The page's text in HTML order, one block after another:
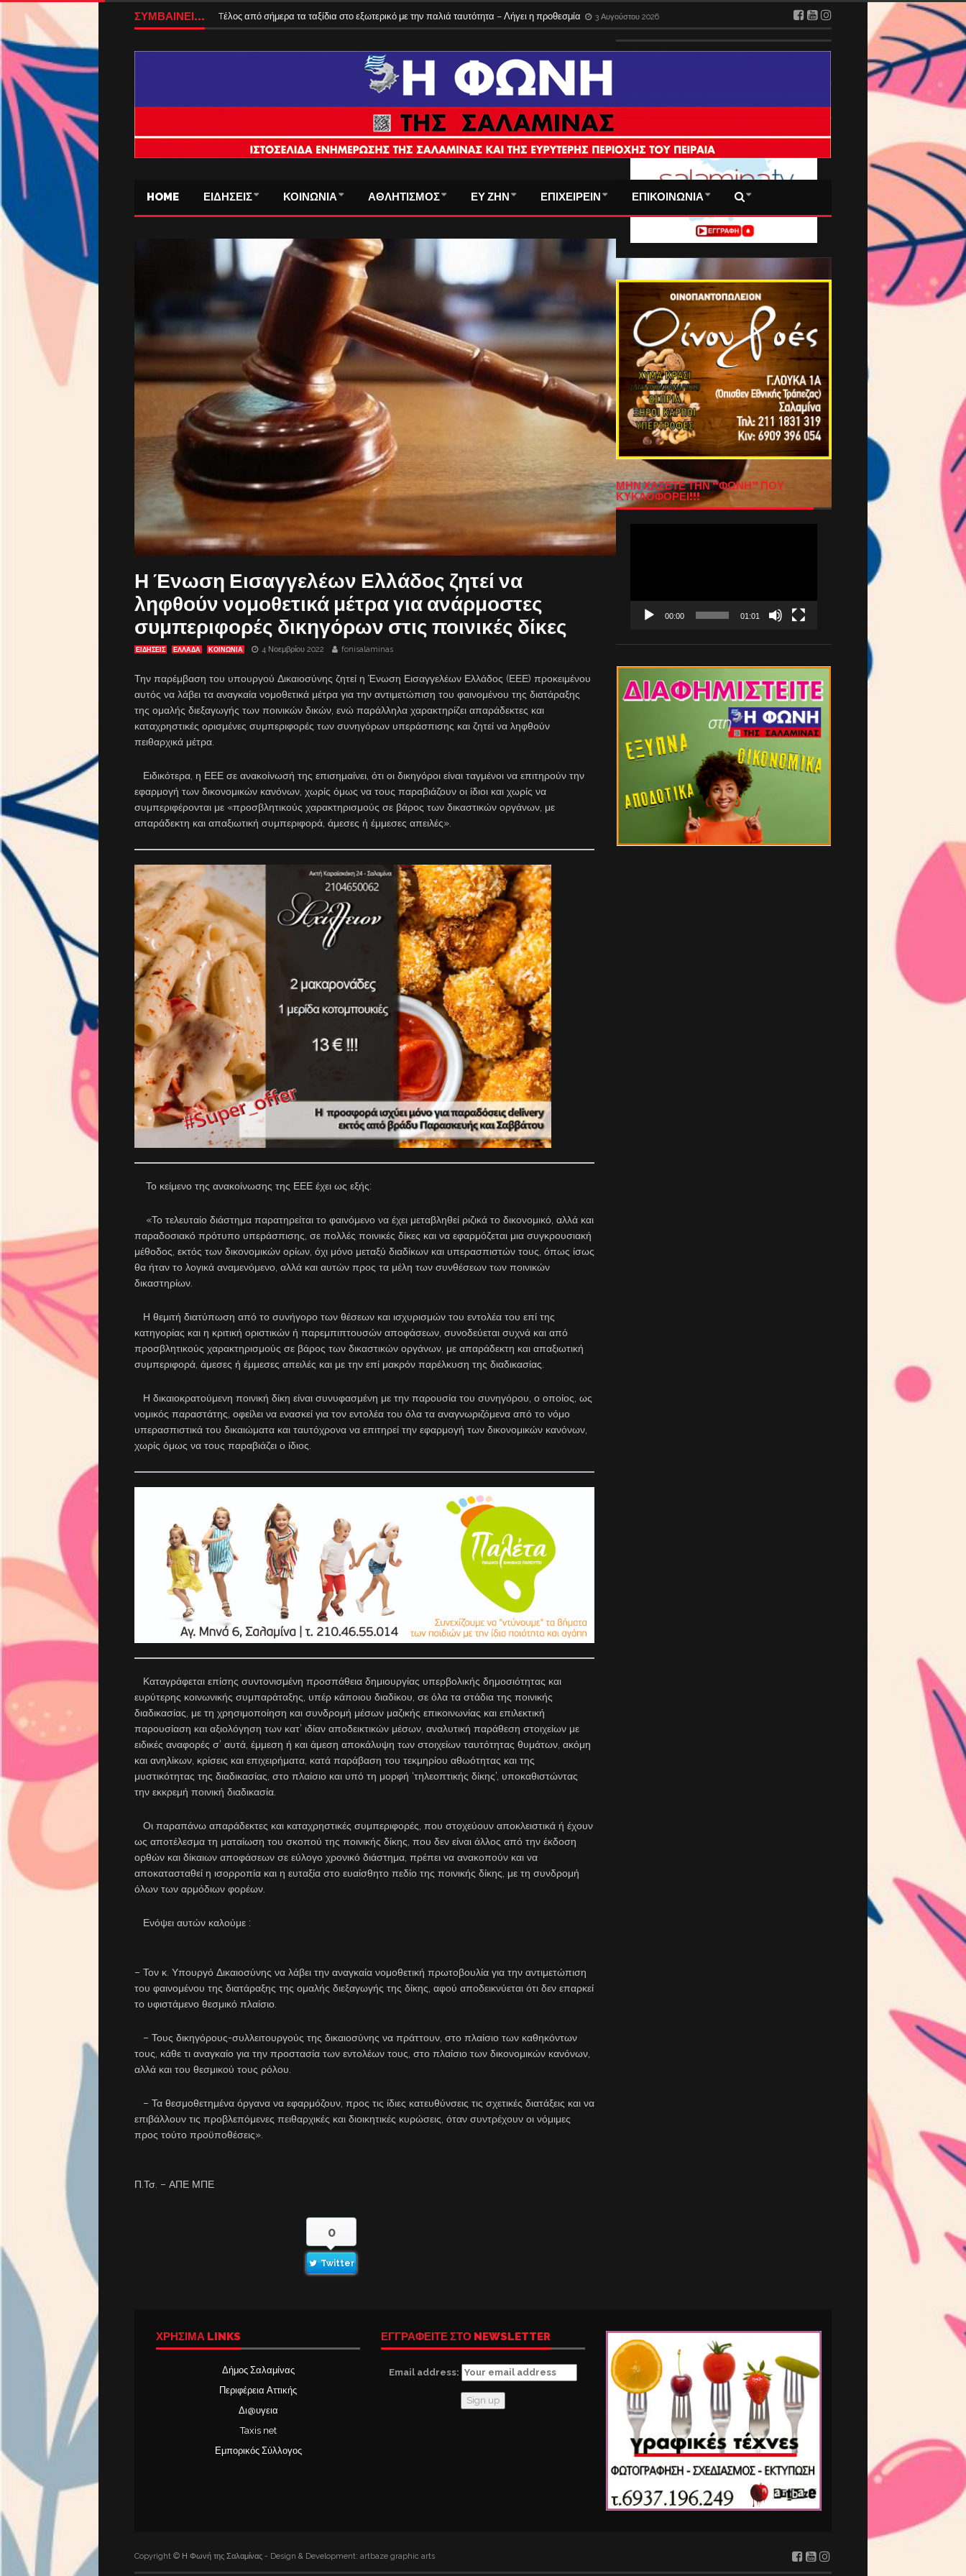
ΣΥΜΒΑΙΝΕΙ... Tέλος από σήμερα τα ταξίδια στο εξωτερικό με την παλιά ταυτότητα – Λήγει η προθεσμία 3 Αυγούστου 2026
Αυξάνονται από 1η Αυγούστου τα εισιτήρια στα φέρι της Σαλαμίνας – Όλες οι νέες τιμές
HOME ΕΙΔΗΣΕΙΣ ΚΟΙΝΩΝΙΑ ΑΘΛΗΤΙΣΜΟΣ ΕΥ ΖΗΝ ΕΠΙΧΕΙΡΕΙΝ ΕΠΙΚΟΙΝΩΝΙΑ
Η Ένωση Εισαγγελέων Ελλάδος ζητεί να
ληφθούν νομοθετικά μέτρα για ανάρμοστες
συμπεριφορές δικηγόρων στις ποινικές δίκες
ΕΙΔΗΣΕΙΣ ΕΛΛΑΔΑ ΚΟΙΝΩΝΙΑ 4 Νοεμβρίου 2022 fonisalaminas
Την παρέμβαση του υπουργού Δικαιοσύνης ζητεί η Ένωση Εισαγγελέων Ελλάδος (ΕΕΕ) προκειμένου
αυτός να λάβει τα αναγκαία νομοθετικά μέτρα για την αντιμετώπιση του φαινομένου της διατάραξης
της ομαλής διεξαγωγής των ποινικών δικών, ενώ παράλληλα χαρακτηρίζει απαράδεκτες και
καταχρηστικές ορισμένες συμπεριφορές των συνηγόρων υπεράσπισης και ζητεί να ληφθούν
πειθαρχικά μέτρα.
Ειδικότερα, η ΕΕΕ σε ανακοίνωσή της επισημαίνει, ότι οι δικηγόροι είναι ταγμένοι να επιτηρούν την
εφαρμογή των δικονομικών κανόνων, χωρίς όμως να τους παραβιάζουν οι ίδιοι και χωρίς να
συμπεριφέρονται με «προσβλητικούς χαρακτηρισμούς σε βάρος των δικαστικών οργάνων, με
απαράδεκτη και απαξιωτική συμπεριφορά, άμεσες ή έμμεσες απειλές».
Το κείμενο της ανακοίνωσης της ΕΕΕ έχει ως εξής:
«Το τελευταίο διάστημα παρατηρείται το φαινόμενο να έχει μεταβληθεί ριζικά το δικονομικό, αλλά και
παραδοσιακό πρότυπο υπεράσπισης, σε πολλές ποινικές δίκες και να εφαρμόζεται μια συγκρουσιακή
μέθοδος, εκτός των δικονομικών ορίων, όχι μόνο μεταξύ διαδίκων και υπερασπιστών τους, όπως ίσως
θα ήταν το λογικά αναμενόμενο, αλλά και αυτών προς τα μέλη των συνθέσεων των ποινικών
δικαστηρίων.
Η θεμιτή διατύπωση από το συνήγορο των θέσεων και ισχυρισμών του εντολέα του επί της
κατηγορίας και η κριτική οριστικών ή παρεμπιπτουσών αποφάσεων, συνοδεύεται συχνά και από
προσβλητικούς χαρακτηρισμούς σε βάρος των δικαστικών οργάνων, με απαράδεκτη και απαξιωτική
συμπεριφορά, άμεσες ή έμμεσες απειλές και με την επί μακρόν παρέλκυση της διαδικασίας.
Η δικαιοκρατούμενη ποινική δίκη είναι συνυφασμένη με την παρουσία του συνηγόρου, ο οποίος, ως
νομικός παραστάτης, οφείλει να ενασκεί για τον εντολέα του όλα τα αναγνωριζόμενα από το νόμο
υπερασπιστικά του δικαιώματα και ταυτόχρονα να επιτηρεί την εφαρμογή των δικονομικών κανόνων,
χωρίς όμως να τους παραβιάζει ο ίδιος.
Καταγράφεται επίσης συντονισμένη προσπάθεια δημιουργίας υπερβολικής δημοσιότητας και
ευρύτερης κοινωνικής συμπαράταξης, υπέρ κάποιου διαδίκου, σε όλα τα στάδια της ποινικής
διαδικασίας, με τη χρησιμοποίηση και συνδρομή μέσων μαζικής επικοινωνίας και επιλεκτική
παρουσίαση και αξιολόγηση των κατ’ ιδίαν αποδεικτικών μέσων, αναλυτική παράθεση στοιχείων με
ειδικές αναφορές σ’ αυτά, έμμεση ή και άμεση αποκάλυψη των στοιχείων ταυτότητας θυμάτων, ακόμη
και ανηλίκων, κρίσεις και επιχειρήματα, κατά παράβαση του τεκμηρίου αθωότητας και της
μυστικότητας της διαδικασίας, στο πλαίσιο και υπό τη μορφή ‘τηλεοπτικής δίκης’, υποκαθιστώντας
την εκκρεμή ποινική διαδικασία.
Οι παραπάνω απαράδεκτες και καταχρηστικές συμπεριφορές, που στοχεύουν αποκλειστικά ή έχουν
ως αποτέλεσμα τη ματαίωση του σκοπού της ποινικής δίκης, που δεν είναι άλλος από την έκδοση
ορθών και δίκαιων αποφάσεων σε εύλογο χρονικό διάστημα, πρέπει να ανακοπούν και να
αποκατασταθεί η ισορροπία και η ευταξία στο ευαίσθητο πεδίο της ποινικής δίκης, με τη συνδρομή
όλων των αρμόδιων φορέων.
Ενόψει αυτών καλούμε :
– Τον κ. Υπουργό Δικαιοσύνης να λάβει την αναγκαία νομοθετική πρωτοβουλία για την αντιμετώπιση
του φαινομένου της διατάραξης της ομαλής διεξαγωγής της δίκης, αφού αποδεικνύεται ότι δεν επαρκεί
το υφιστάμενο θεσμικό πλαίσιο.
– Τους δικηγόρους-συλλειτουργούς της δικαιοσύνης να πράττουν, στο πλαίσιο των καθηκόντων
τους, κάθε τι αναγκαίο για την προστασία των εντολέων τους, στο πλαίσιο των δικονομικών κανόνων,
αλλά και του θεσμικού τους ρόλου.
– Τα θεσμοθετημένα όργανα να εφαρμόζουν, προς τις ίδιες κατευθύνσεις τις σχετικές διατάξεις και να
επιβάλλουν τις προβλεπόμενες πειθαρχικές και διοικητικές κυρώσεις, όταν συντρέχουν οι νόμιμες
προς τούτο προϋποθέσεις».
Π.Τσ. – ΑΠΕ ΜΠΕ
0
Twitter
ΜΗΝ ΧΑΣΕΤΕ ΤΗΝ “ΦΩΝΗ” ΠΟΥ
ΚΥΚΛΟΦΟΡΕΙ!!!
00:00 01:01
ΧΡΉΣΙΜΑ LINKS
Δήμος Σαλαμίνας
Περιφέρεια Αττικής
Δι@υγεια
Taxis net
Εμπορικός Σύλλογος
ΕΓΓΡΑΦΕΙΤΕ ΣΤΟ NEWSLETTER
Email address:
Copyright © Η Φωνή της Σαλαμίνας - Design & Development: artbaze graphic arts